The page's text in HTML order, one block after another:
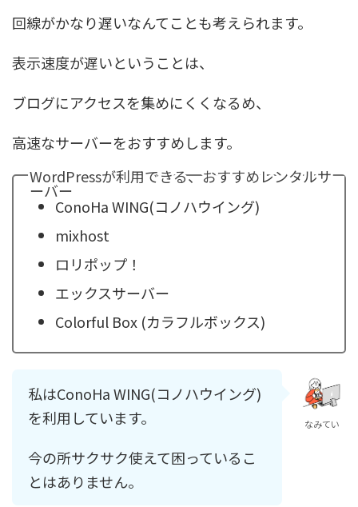
回線がかなり遅いなんてことも考えられます。
表示速度が遅いということは、
ブログにアクセスを集めにくくなるめ、
高速なサーバーをおすすめします。
WordPressが利用できる、おすすめレンタルサ
ーバー
ConoHa WING(コノハウイング)
mixhost
ロリポップ！
エックスサーバー
Colorful Box (カラフルボックス)
私はConoHa WING(コノハウイング)
を利用しています。
今の所サクサク使えて困っているこ
とはありません。
なみてい